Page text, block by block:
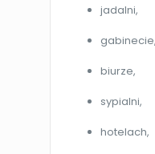
jadalni,
gabinecie,
biurze,
sypialni,
hotelach,